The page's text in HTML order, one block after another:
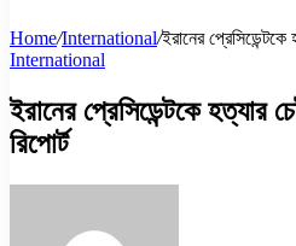
Home/International/ইরানের প্রেসিডেন্টকে
International
ইরানের প্রেসিডেন্টকে হত্যার
রিপোর্ট